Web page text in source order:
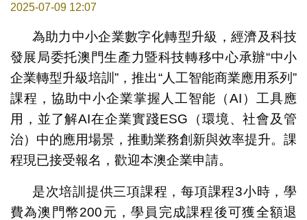
2025-07-09 12:07
為助力中小企業數字化轉型升級，經濟及科技
發展局委托澳門生產力暨科技轉移中心承辦“中小
企業轉型升級培訓”，推出“人工智能商業應用系列”
課程，協助中小企業掌握人工智能（AI）工具應
用，並了解AI在企業實踐ESG（環境、社會及管
治）中的應用場景，推動業務創新與效率提升。課
程現已接受報名，歡迎本澳企業申請。
是次培訓提供三項課程，每項課程3小時，學
費為澳門幣200元，學員完成課程後可獲全額退